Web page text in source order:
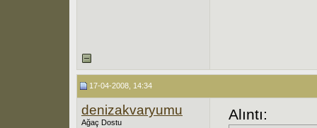
17-04-2008, 14:34
denizakvaryumu
Ağaç Dostu
Alıntı: